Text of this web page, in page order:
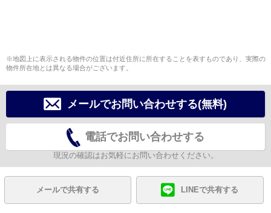
※地図上に表示される物件の位置は付近住所に所在することを表すものであり、実際の
物件所在地とは異なる場合がございます。
メールでお問い合わせする(無料)
電話でお問い合わせする
現況の確認はお気軽にお問い合わせください。
メールで共有する LINEで共有する